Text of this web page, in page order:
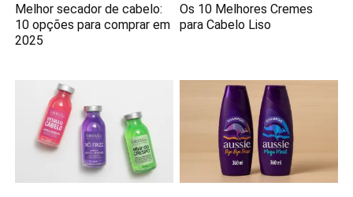
Melhor secador de cabelo:
10 opções para comprar em
2025
Os 10 Melhores Cremes
para Cabelo Liso